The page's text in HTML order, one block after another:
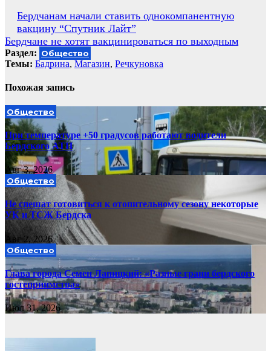
Навигация
по
записям
Бердчанам начали ставить однокомпанентную
вакцину “Спутник Лайт”
Бердчане не хотят вакцинироваться по выходным
Раздел: Общество
Темы: Бадрина, Магазин, Речкуновка
Похожая запись
Общество
При температуре +50 градусов работают водители
Бердского АТП
Авг 3, 2026
Общество
Не спешат готовиться к отопительному сезону некоторые
УК и ТСЖ Бердска
Авг 2, 2026
Общество
Глава города Семен Лапицкий: «Разные грани бердского
гостеприимства»
Июл 31, 2026